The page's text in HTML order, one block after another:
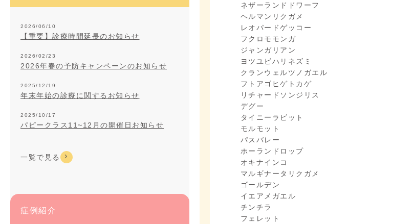
ネザーランドドワーフ
ヘルマンリクガメ
レオパードゲッコー
フクロモモンガ
ジャンガリアン
ヨツユビハリネズミ
クランウェルツノガエル
フトアゴヒゲトカゲ
リチャードソンジリス
デグー
タイニーラビット
モルモット
パスバレー
ホーランドロップ
オキナインコ
マルギナータリクガメ
ゴールデン
イエアメガエル
チンチラ
フェレット
2026/06/10
【重要】診療時間延長のお知らせ
2026/02/23
2026年春の予防キャンペーンのお知らせ
2025/12/19
年末年始の診療に関するお知らせ
2025/10/17
パピークラス11~12月の開催日お知らせ
一覧で見る
症例紹介